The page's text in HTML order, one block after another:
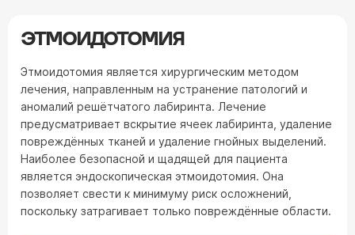
ЭТМОИДОТОМИЯ
Этмоидотомия является хирургическим методом
лечения, направленным на устранение патологий и
аномалий решётчатого лабиринта. Лечение
предусматривает вскрытие ячеек лабиринта, удаление
повреждённых тканей и удаление гнойных выделений.
Наиболее безопасной и щадящей для пациента
является эндоскопическая этмоидотомия. Она
позволяет свести к минимуму риск осложнений,
поскольку затрагивает только повреждённые области.